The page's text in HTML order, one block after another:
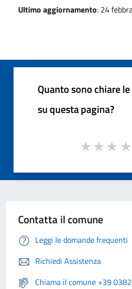
Ultimo aggiornamento: 24
Quanto sono chiare
su questa pagina?
Contatta il comune
Leggi le domande frequenti
Richiedi Assistenza
Chiama il comune +39